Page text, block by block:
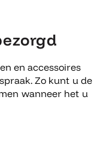
en accessoires
Zo kunt u de
wanneer het u